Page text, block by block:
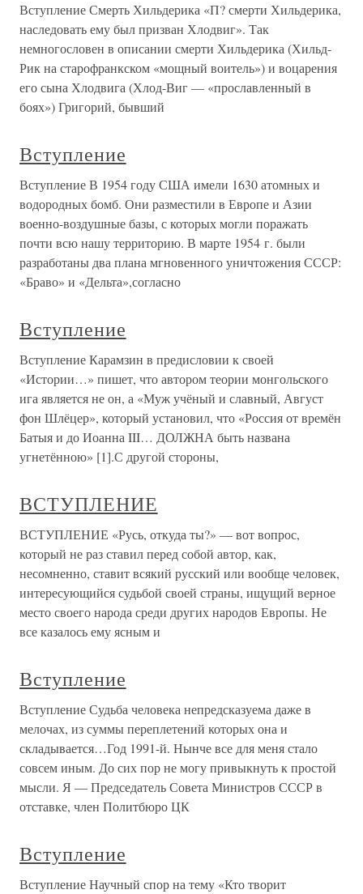
Вступление Смерть Хильдерика «П? смерти Хильдерика,
наследовать ему был призван Хлодвиг». Так
немногословен в описании смерти Хильдерика (Хильд-
Рик на старофранкском «мощный воитель») и воцарения
его сына Хлодвига (Хлод-Виг — «прославленный в
боях») Григорий, бывший
Вступление
Вступление В 1954 году США имели 1630 атомных и
водородных бомб. Они разместили в Европе и Азии
военно-воздушные базы, с которых могли поражать
почти всю нашу территорию. В марте 1954 г. были
разработаны два плана мгновенного уничтожения СССР:
«Браво» и «Дельта»,согласно
Вступление
Вступление Карамзин в предисловии к своей
«Истории…» пишет, что автором теории монгольского
ига является не он, а «Муж учёный и славный, Август
фон Шлёцер», который установил, что «Россия от времён
Батыя и до Иоанна III… ДОЛЖНА быть названа
угнетённою» [1].С другой стороны,
ВСТУПЛЕНИЕ
ВСТУПЛЕНИЕ «Русь, откуда ты?» — вот вопрос,
который не раз ставил перед собой автор, как,
несомненно, ставит всякий русский или вообще человек,
интересующийся судьбой своей страны, ищущий верное
место своего народа среди других народов Европы. Не
все казалось ему ясным и
Вступление
Вступление Судьба человека непредсказуема даже в
мелочах, из суммы переплетений которых она и
складывается…Год 1991-й. Нынче все для меня стало
совсем иным. До сих пор не могу привыкнуть к простой
мысли. Я — Председатель Совета Министров СССР в
отставке, член Политбюро ЦК
Вступление
Вступление Научный спор на тему «Кто творит